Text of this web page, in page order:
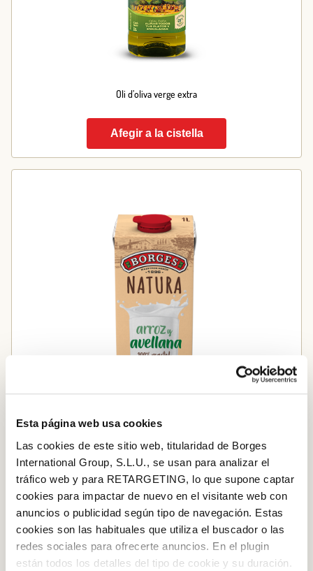
Esta página web usa cookies
Las cookies de este sitio web, titularidad de Borges
International Group, S.L.U., se usan para analizar el
tráfico web y para RETARGETING, lo que supone captar
cookies para impactar de nuevo en el visitante web con
anuncios o publicidad según tipo de navegación. Estas
cookies son las habituales que utiliza el buscador o las
redes sociales para ofrecerte anuncios. En el plugin
están todos los detalles del tipo de cookie y su duración.
Oli d’oliva verge extra
Afegir a la cistella
Beguda d’avellana i arròs
Afegir a la cistella
Iniciar sessió amb Google